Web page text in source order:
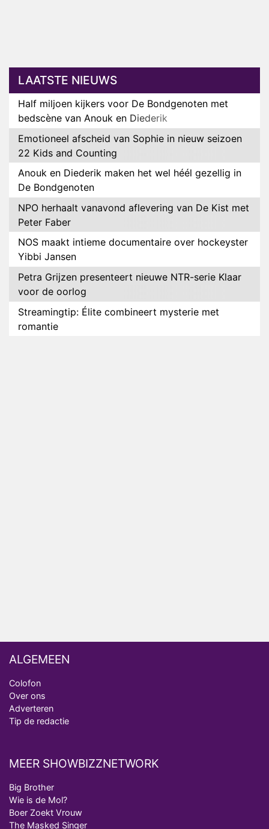
LAATSTE NIEUWS
Half miljoen kijkers voor De Bondgenoten met
bedscène van Anouk en Diederik
Emotioneel afscheid van Sophie in nieuw seizoen
22 Kids and Counting
Anouk en Diederik maken het wel héél gezellig in
De Bondgenoten
NPO herhaalt vanavond aflevering van De Kist met
Peter Faber
NOS maakt intieme documentaire over hockeyster
Yibbi Jansen
Petra Grijzen presenteert nieuwe NTR-serie Klaar
voor de oorlog
Streamingtip: Élite combineert mysterie met
romantie
ALGEMEEN
Colofon
Over ons
Adverteren
Tip de redactie
MEER SHOWBIZZNETWORK
Big Brother
Wie is de Mol?
Boer Zoekt Vrouw
The Masked Singer